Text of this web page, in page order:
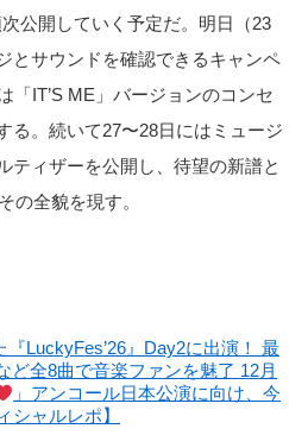
公開していく予定だ。明日（23
とサウンドを確認できるキャンペ
「IT’S ME」バージョンのコンセ
る。続いて27〜28日にはミュージ
ティザーを公開し、待望の新譜と
の全貌を現す。
LuckyFes’26』Day2に出演！ 最
ど全8曲で音楽ファンを魅了 12月
」アンコール日本公演に向け、今
シャルレポ】